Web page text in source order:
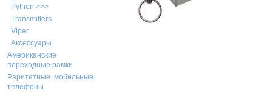
Python >>>
Transmitters
Viper
Аксессуары
Американские
переходные рамки
Раритетные мобильные
телефоны